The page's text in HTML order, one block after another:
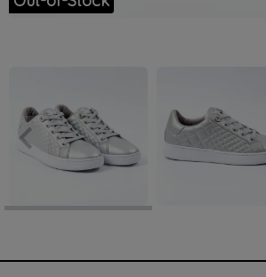
Précédent
keyboard_arrow_left